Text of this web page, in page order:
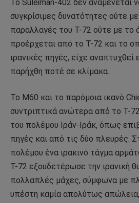
Το Suleiman-402 δεν αναμένεται
συγκρίσιμες δυνατότητες ούτε
παραλλαγές του T-72 ούτε με το
προέρχεται από το T-72 και το
ιρανικές πηγές, είχε
παρήχθη ποτέ σε κλίμακα.
Το M60 και το παρόμοια ικανό
συντριπτικά ανώτερα από το T-
του πολέμου Ιράν-Ιράκ, όπως
πηγές και από τις δύο πλευρές.
πολέμου ένα ιρακινό τάγμα
T-72 εξουδετέρωσε την ιρανική
πολλαπλές μάχες, σύμφωνα με
υπέστη καμία απολύτως